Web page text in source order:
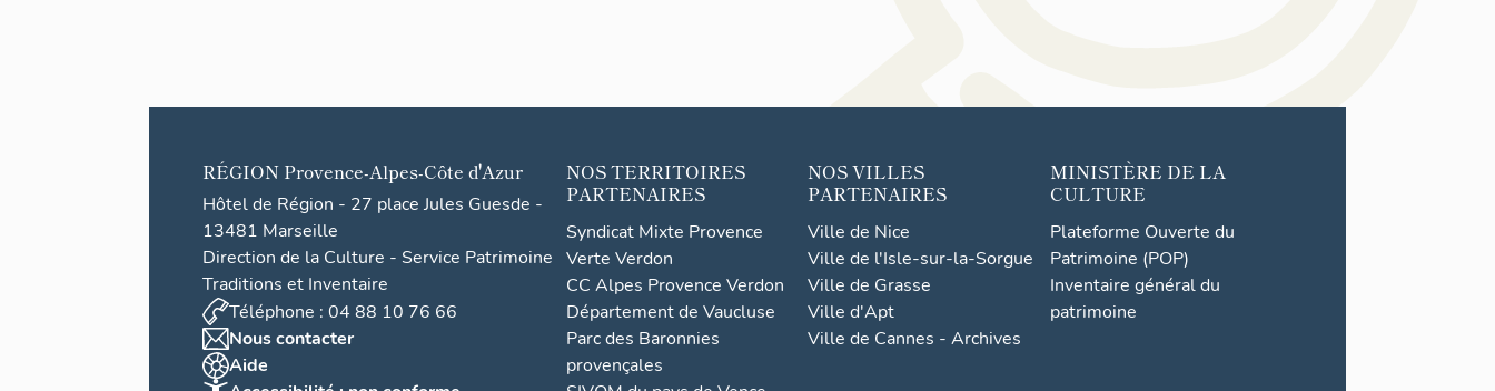
RÉGION Provence-Alpes-Côte d'Azur
Hôtel de Région - 27 place Jules Guesde -
13481 Marseille
Direction de la Culture - Service Patrimoine
Traditions et Inventaire
Téléphone : 04 88 10 76 66
Nous contacter
Aide
NOS TERRITOIRES
PARTENAIRES
Syndicat Mixte Provence
Verte Verdon
CC Alpes Provence Verdon
Département de Vaucluse
Parc des Baronnies
provençales
NOS VILLES
PARTENAIRES
Ville de Nice
Ville de l'Isle-sur-la-Sorgue
Ville de Grasse
Ville d'Apt
Ville de Cannes - Archives
MINISTÈRE DE LA
CULTURE
Plateforme Ouverte du
Patrimoine (POP)
Inventaire général du
patrimoine